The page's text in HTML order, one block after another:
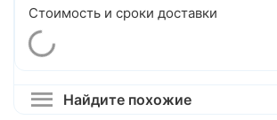
Стоимость и сроки доставки
Найдите похожие